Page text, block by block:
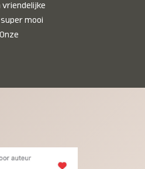
vriendelijke
mooi